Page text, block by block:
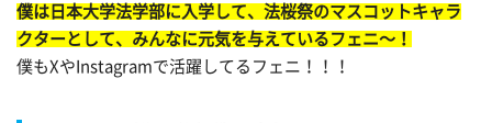
僕は日本大学法学部に入学して、法桜祭のマスコットキャラ
クターとして、みんなに元気を与えているフェニ〜！
僕もXやInstagramで活躍してるフェニ！！！